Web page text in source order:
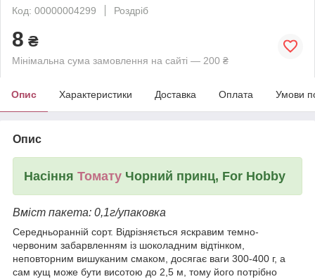
Код: 00000004299
Роздріб
8 ₴
Мінімальна сума замовлення на сайті — 200 ₴
Опис Характеристики Доставка Оплата Умови
Опис
Насіння Томату Чорний принц, For Hobby
Вміст пакета: 0,1г/упаковка
Середньоранній сорт. Відрізняється яскравим темно-
червоним забарвленням із шоколадним відтінком,
неповторним вишуканим смаком, досягає ваги 300-400 г, а
сам кущ може бути висотою до 2,5 м, тому його потрібно